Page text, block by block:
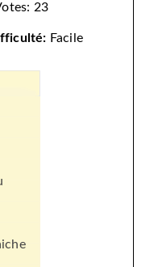
23
Facile